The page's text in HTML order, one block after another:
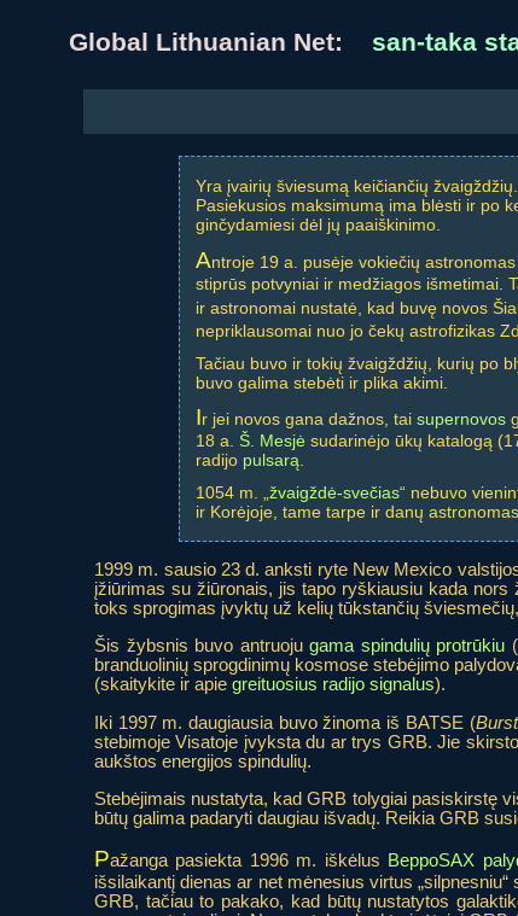
Global Lithuanian Net: san-taka
Yra įvairių šviesumą keičiančių
Pasiekusios maksimumą ima blėsti ir po
ginčydamiesi dėl jų paaiškinimo.
Antroje 19 a. pusėje vokiečių
stiprūs potvyniai ir medžiagos išmetimai.
ir astronomai nustatė, kad buvę novos
nepriklausomai nuo jo čekų astrofizikas
Tačiau buvo ir tokių žvaigždžių, kurių po
buvo galima stebėti ir plika akimi.
Ir jei novos gana dažnos, tai supernovos
18 a. Š. Mesjė sudarinėjo ūkų katalogą
radijo pulsarą.
1054 m. „ žvaigždė-svečias“ nebuvo
ir Korėjoje, tame tarpe ir danų
1999 m. sausio 23 d. anksti ryte New Mexico
įžiūrimas su žiūronais, jis tapo ryškiausiu kada
toks sprogimas įvyktų už kelių tūkstančių
Šis žybsnis buvo antruojugama spindulių protrūkiu
branduolinių sprogdinimų kosmose stebėjimo
(skaitykite ir apie greituosius radijo signalus).
Iki 1997 m. daugiausia buvo žinoma iš BATSE (
stebimoje Visatoje įvyksta du ar trys GRB. Jie
aukštos energijos spindulių.
Stebėjimais nustatyta, kad GRB tolygiai pasiskirstę
būtų galima padaryti daugiau išvadų. Reikia GRB
Pažanga pasiekta 1996 m. iškėlus BeppoSAX
išsilaikantį dienas ar net mėnesius virtus
GRB, tačiau to pakako, kad būtų nustatytos